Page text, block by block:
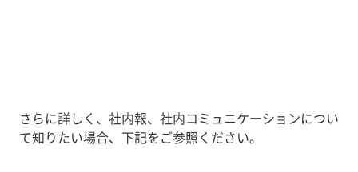
さらに詳しく、社内報、社内コミュニケーションについ
て知りたい場合、下記をご参照ください。